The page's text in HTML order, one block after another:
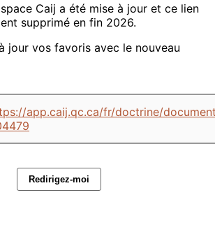
Caij a été mise à jour et ce lien
supprimé en fin 2026.
jour vos favoris avec le nouveau
app.caij.qc.ca/fr/doctrine/
Redirigez-moi